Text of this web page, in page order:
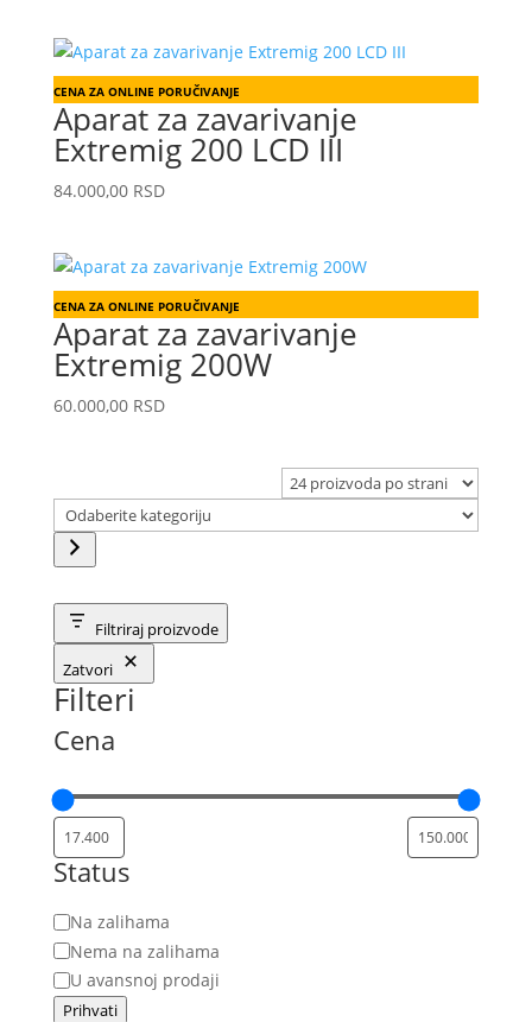
CENA ZA ONLINE PORUČIVANJE
Aparat za zavarivanje
Extremig 200 LCD III
84.000,00 RSD
CENA ZA ONLINE PORUČIVANJE
Aparat za zavarivanje
Extremig 200W
60.000,00 RSD
kategoriju
Filtriraj proizvode
Zatvori
Filteri
Cena
Status
Status
Na zalihama
Nema na zalihama
U avansnoj prodaji
Prihvati